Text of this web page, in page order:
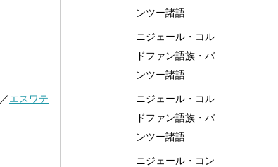
ンツー諸語
ニジェール・コル
ドファン語族・バ
ンツー諸語
／エスワテ
ニジェール・コル
ドファン語族・バ
ンツー諸語
ニジェール・コン